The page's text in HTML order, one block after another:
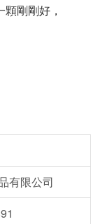
剛剛好，
有限公司